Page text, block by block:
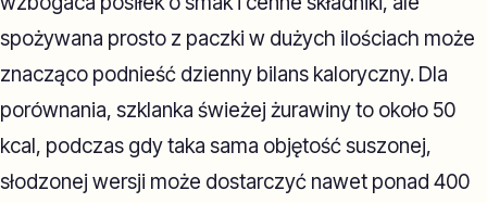
spożywana prosto z paczki w dużych ilościach może
znacząco podnieść dzienny bilans kaloryczny. Dla
porównania, szklanka świeżej żurawiny to około 50
kcal, podczas gdy taka sama objętość suszonej,
słodzonej wersji może dostarczyć nawet ponad 400